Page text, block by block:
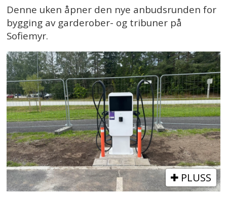
Denne uken åpner den nye anbudsrunden for
bygging av garderober- og tribuner på
Sofiemyr.
PLUSS